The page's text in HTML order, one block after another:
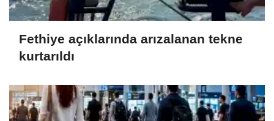
Fethiye açıklarında arızalanan tekne
kurtarıldı